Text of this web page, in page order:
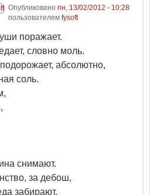
Опубликовано пн, 13/02/2012 - 10:28
пользователем fysoft
поражает.
словно моль.
абсолютно,
соль.
снимают.
за дебош,
забирают,